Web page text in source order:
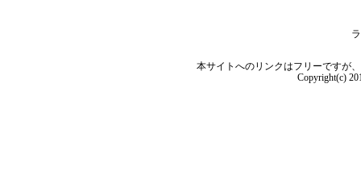
本サイトへのリンクはフリーですが
Copyright(c)